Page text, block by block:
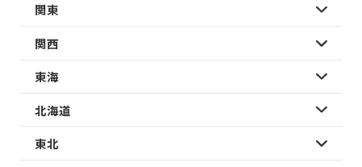
関東
関西
東海
北海道
東北